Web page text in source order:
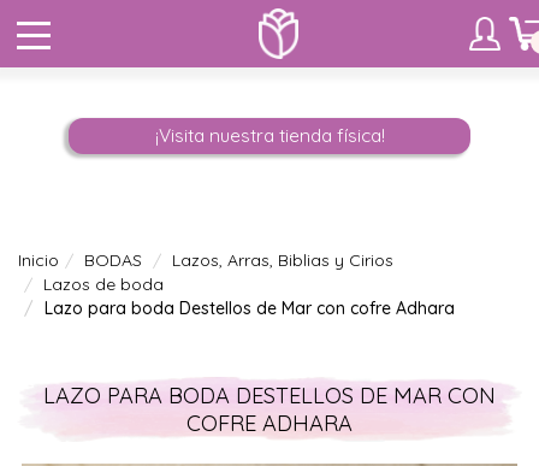
¡Visita nuestra tienda física!
Inicio BODAS
Lazos, Arras, Biblias y Cirios
Lazos de boda
Lazo para boda Destellos de Mar con cofre Adhara
LAZO PARA BODA DESTELLOS DE MAR CON
COFRE ADHARA